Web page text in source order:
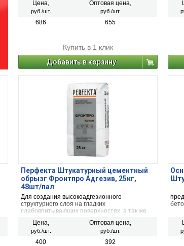
и помещений с любой степенью влажности).
Создает, после высыхания, прочный
паропроницаемый и трещиностойкий слой.
Цена,
руб./шт.
Оптовая цена,
руб./шт.
686 655
Купить в 1 клик
Добавить в корзину
Перфекта Штукатурный цементный
обрызг Фронтпро Адгезив, 25кг,
48шт/пал
Для создания высокоадгезионного
структурного слоя на гладких
слабовпитывающих поверхностях, а так же
впитывающей способности слабых и
комбинированных оснований.
Цена,
руб./шт.
Оптовая цена,
руб./шт.
400 392